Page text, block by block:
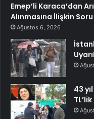
Emep’li Karaca’dan
Alınmasına İlişkin
Ağustos 6, 2026
43